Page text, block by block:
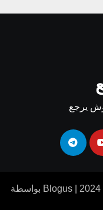
وش يرجع
|
Blogus بواسطة